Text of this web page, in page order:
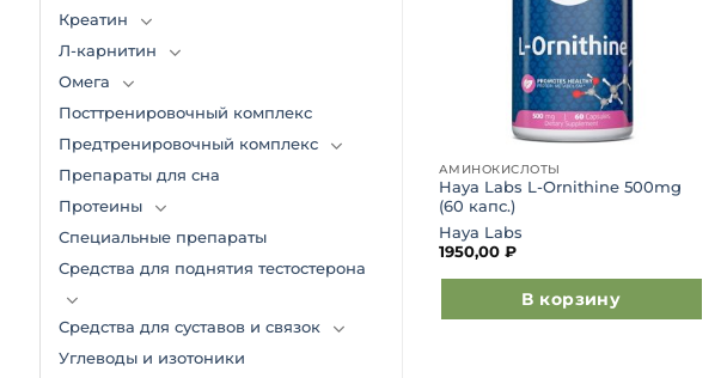
Креатин
Л-карнитин
Омега
Посттренировочный комплекс
Предтренировочный комплекс
Препараты для сна
Протеины
Специальные препараты
Средства для поднятия тестостерона
Средства для суставов и связок
Углеводы и изотоники
АМИНОКИСЛОТЫ
Haya Labs L-Ornithine 500mg
(60 капс.)
Haya Labs
1950,00 ₽
В корзину
500mg (100 KFD Citrulline Malate (400 гр)
KFD Nutrition
3990,00
₽
Этот
товар